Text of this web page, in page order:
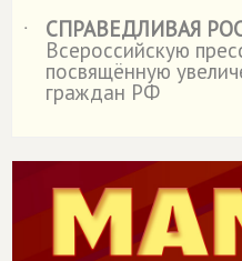
˙
СПРАВЕДЛИВАЯ
Всероссийскую
посвящённую
граждан РФ